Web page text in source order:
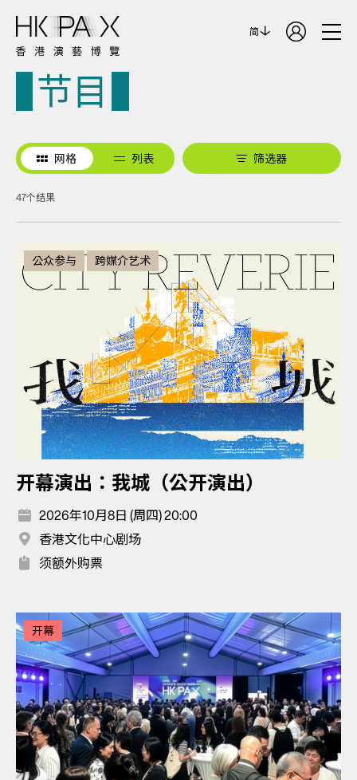
简
节目
网格 列表 筛选器
47个结果
公众参与 跨媒介艺术
开幕演出：我城（公开演出）
2026年10月8日 (周四) 20:00
香港文化中心剧场
须额外购票
开幕